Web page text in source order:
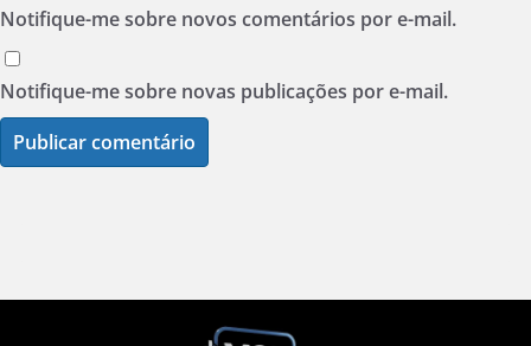
Notifique-me sobre novos comentários por e-mail.
Notifique-me sobre novas publicações por e-mail.